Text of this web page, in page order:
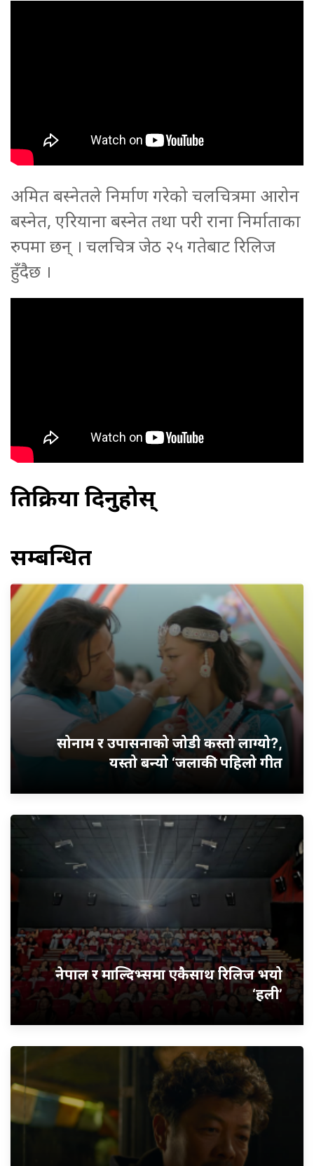
अमित बस्नेतले निर्माण गरेको चलचित्रमा आरोन
बस्नेत, एरियाना बस्नेत तथा परी राना निर्माताका
रुपमा छन् । चलचित्र जेठ २५ गतेबाट रिलिज
हुँदैछ ।
प्रतिक्रिया दिनुहोस्
सम्बन्धित
सोनाम र उपासनाको जोडी कस्तो लाग्यो?,
यस्तो बन्यो ‘जलाकी’ पहिलो गीत
नेपाल र माल्दिभ्समा एकैसाथ रिलिज भयो
‘हली’